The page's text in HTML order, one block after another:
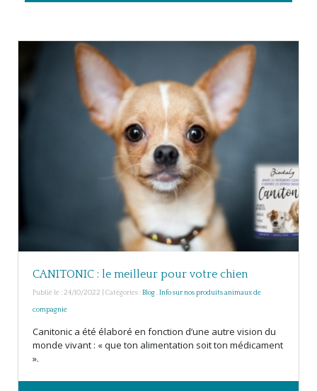
CANITONIC : le meilleur pour votre chien
Publié le : 24/10/2022 | Catégories :Blog,Info sur nos produits animaux de
compagnie
Canitonic a été élaboré en fonction d’une autre vision du
monde vivant : « que ton alimentation soit ton médicament
».